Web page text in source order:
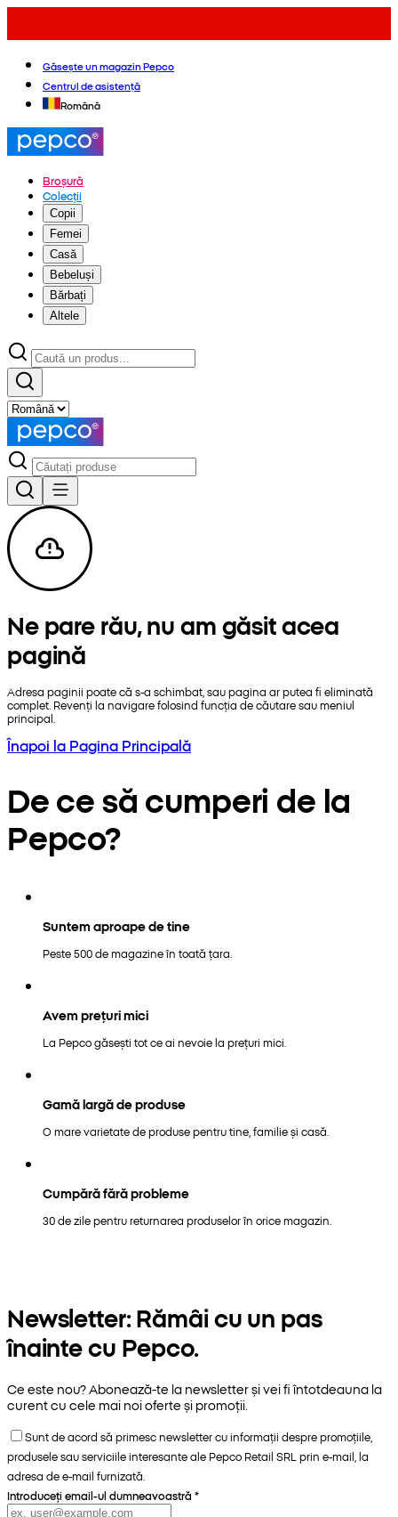
Găsește un magazin Pepco
Centrul de asistență
Română
Broșură
Colecții
Copii
Femei
Casă
Bebeluși
Bărbați
Altele
Ne pare rău, nu am găsit acea
pagină
Adresa paginii poate că s-a schimbat, sau pagina ar putea fi eliminată
complet. Revenți la navigare folosind funcția de căutare sau meniul
principal.
Înapoi la Pagina Principală
De ce să cumperi de la
Pepco?
Suntem aproape de tine
Peste 500 de magazine în toată țara.
Avem prețuri mici
La Pepco găsești tot ce ai nevoie la prețuri mici.
Gamă largă de produse
O mare varietate de produse pentru tine, familie și casă.
Cumpără fără probleme
30 de zile pentru returnarea produselor în orice magazin.
Newsletter: Rămâi cu un pas
înainte cu Pepco.
Ce este nou? Abonează-te la newsletter și vei fi întotdeauna la
curent cu cele mai noi oferte și promoții.
Sunt de acord să primesc newsletter cu informații despre promoțiile,
produsele sau serviciile interesante ale Pepco Retail SRL prin e-mail, la
adresa de e-mail furnizată.
Introduceți email-ul dumneavoastră *